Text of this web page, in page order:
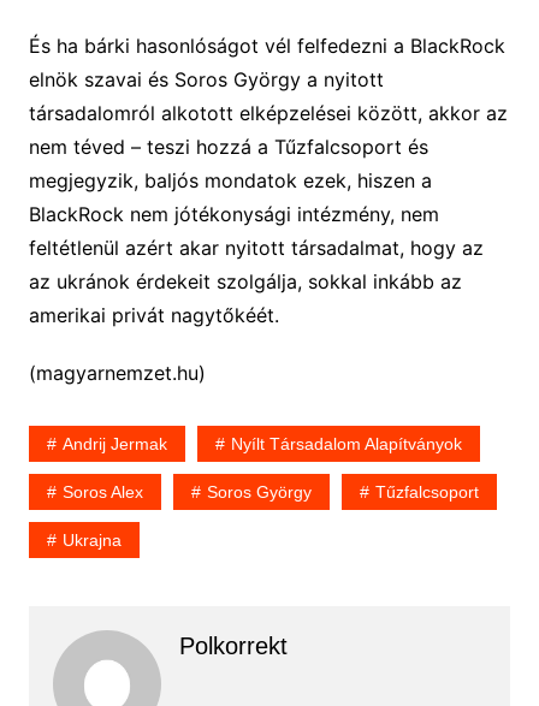
És ha bárki hasonlóságot vél felfedezni a BlackRock
elnök szavai és Soros György a nyitott
társadalomról alkotott elképzelései között, akkor az
nem téved – teszi hozzá a Tűzfalcsoport és
megjegyzik, baljós mondatok ezek, hiszen a
BlackRock nem jótékonysági intézmény, nem
feltétlenül azért akar nyitott társadalmat, hogy az
az ukránok érdekeit szolgálja, sokkal inkább az
amerikai privát nagytőkéét.
(magyarnemzet.hu)
Andrij Jermak Nyílt Társadalom Alapítványok
Soros Alex Soros György Tűzfalcsoport
Ukrajna
Polkorrekt